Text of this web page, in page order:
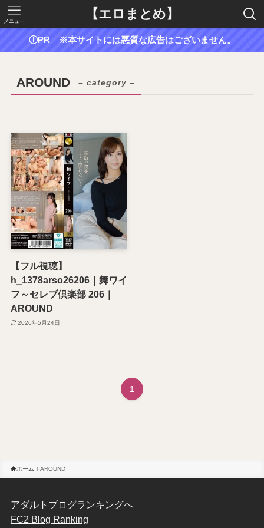
【エロまとめ】
メニュー
ⓘPR ※本サイトには悪質な広告はございません。
AROUND – category –
【フル視聴】
h_1378arso26206｜舞ワイ
フ～セレブ倶楽部 206｜
AROUND
2026年5月24日
1
ホーム AROUND
アダルトブログランキングへ
FC2 Blog Ranking